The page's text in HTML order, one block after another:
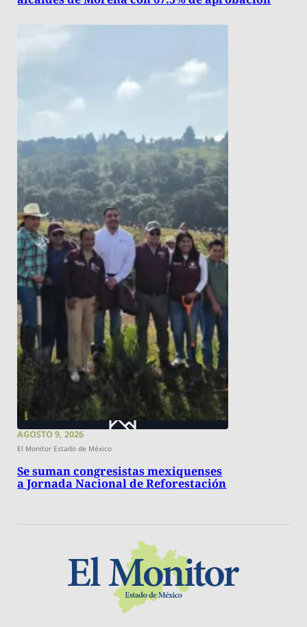
AGOSTO 9, 2026
El Monitor Estado de México
Se suman congresistas mexiquenses
a Jornada Nacional de Reforestación